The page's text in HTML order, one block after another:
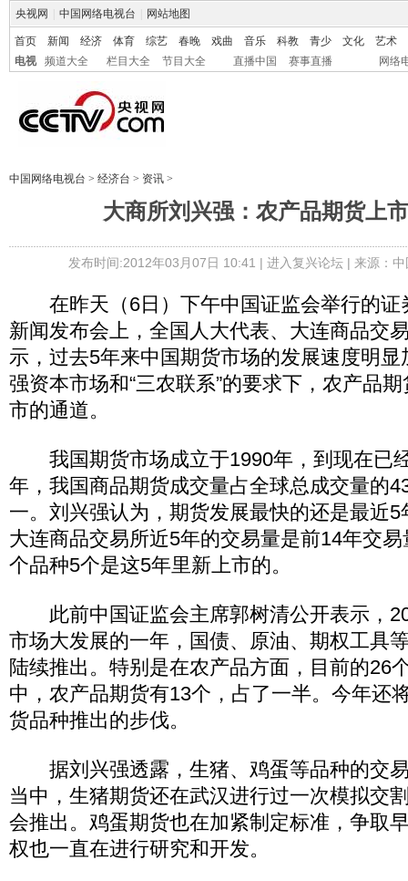
央视网 中国网络电视台 网站地图
首页 新闻 经济 体育 综艺 春晚 戏曲 音乐 科教 青少 文化
艺术
电视
频道大全 栏目大全 节目大全 直播中国 赛事直播 网络
中国网络电视台 > 经济台 > 资讯 >
大商所刘兴强：农产品期货上
发布时间:2012年03月07日 10:41 | 进入复兴论坛| 来源：
在昨天（6日）下午中国证监会举行的证
新闻发布会上，全国人大代表、大连商品交
示，过去5年来中国期货市场的发展速度明
强资本市场和“三农联系”的要求下，农产品
市的通道。
我国期货市场成立于1990年，到现在已
年，我国商品期货成交量占全球总成交量的
一。刘兴强认为，期货发展最快的还是最近
大连商品交易所近5年的交易量是前14年交
个品种5个是这5年里新上市的。
此前中国证监会主席郭树清公开表示，
市场大发展的一年，国债、原油、期权工具
陆续推出。特别是在农产品方面，目前的26
中，农产品期货有13个，占了一半。今年还
货品种推出的步伐。
据刘兴强透露，生猪、鸡蛋等品种的交
当中，生猪期货还在武汉进行过一次模拟交
会推出。鸡蛋期货也在加紧制定标准，争取
权也一直在进行研究和开发。